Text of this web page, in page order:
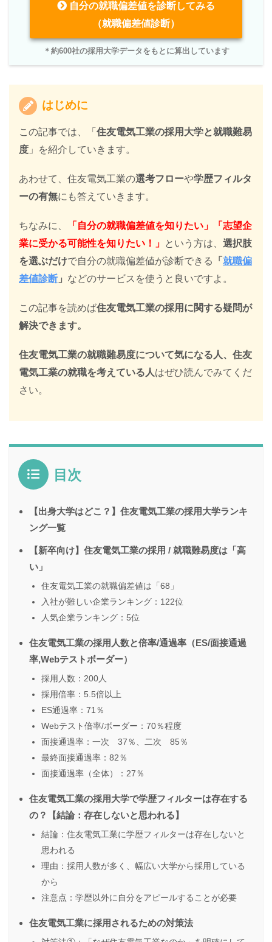
自分の就職偏差値を診断してみる
（就職偏差値診断）
＊約600社の採用大学データをもとに算出しています
はじめに
この記事では、「 住友電気工業の採用大学と就職難易
度 」を紹介していきます。
あわせて、住友電気工業の選考フローや学歴フィルタ
ーの有無にも答えていきます。
ちなみに、
「自分の就職偏差値を知りたい」「志望企
業に受かる可能性を知りたい！」 という方は、 選択肢
を選ぶだけで自分の就職偏差値が診断できる 「 就職偏
差値診断 」 などのサービスを使うと良いですよ。
この記事を読めば住友電気工業の採用に関する疑問が
解決できます。
住友電気工業の就職難易度について気になる人、住友
電気工業の就職を考えている人はぜひ読んでみてくだ
さい。
目次
【出身大学はどこ？】住友電気工業の採用大学ランキ
ング一覧
【新卒向け】住友電気工業の採用 / 就職難易度は「高
い」
住友電気工業の就職偏差値は「68」
入社が難しい企業ランキング：122位
人気企業ランキング：5位
住友電気工業の採用人数と倍率/通過率（ES/面接通過
率,Webテストボーダー）
採用人数：200人
採用倍率：5.5倍以上
ES通過率：71％
Webテスト倍率/ボーダー：70％程度
面接通過率：一次 37％、二次 85％
最終面接通過率：82％
面接通過率（全体）：27％
住友電気工業の採用大学で学歴フィルターは存在する
の？【結論：存在しないと思われる】
結論：住友電気工業に学歴フィルターは存在しないと
思われる
理由：採用人数が多く、幅広い大学から採用している
から
注意点：学歴以外に自分をアピールすることが必要
住友電気工業に採用されるための対策法